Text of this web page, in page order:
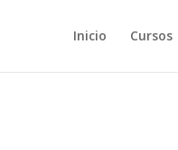
Inicio Cursos